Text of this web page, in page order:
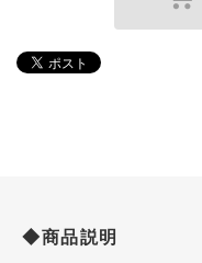
◆商品説明